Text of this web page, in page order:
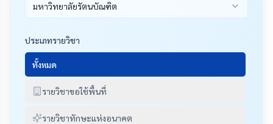
มหาวิทยาลัยรัตนบัณฑิต
ประเภทรายวิชา
ทั้งหมด
รายวิชาขอใช้พื้นที่
รายวิชาทักษะแห่งอนาคต